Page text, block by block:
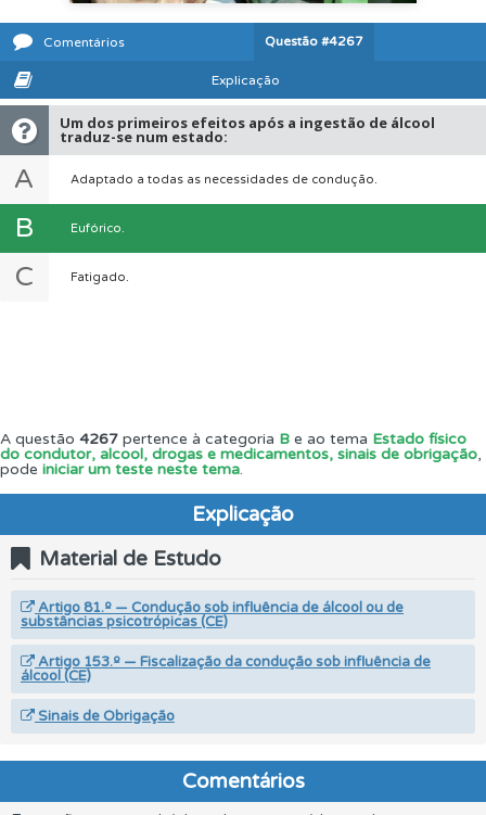
Comentários Questão #4267
Explicação
Um dos primeiros efeitos após a ingestão de álcool
traduz-se num estado:
A Adaptado a todas as necessidades de condução.
B Eufórico.
C Fatigado.
A questão 4267 pertence à categoria B e ao tema Estado físico
do condutor, alcool, drogas e medicamentos, sinais de obrigação,
pode iniciar um teste neste tema.
Explicação
Material de Estudo
Artigo 81.º — Condução sob influência de álcool ou de
substâncias psicotrópicas (CE)
Artigo 153.º — Fiscalização da condução sob influência de
álcool (CE)
Sinais de Obrigação
Comentários